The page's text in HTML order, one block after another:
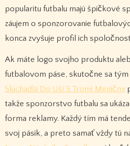
popularitu futbalu majú špičkové
záujem o sponzorovanie
konca zvyšuje profil ich
Ak máte logo svojho produktu
futbalovom páse, skutočne sa tým
Slúchadlá Do Uší S Tromi Meničmi
takže sponzorstvo futbalu sa
forma reklamy. Každý tím má
svoj pásik, a preto samať vždy tú